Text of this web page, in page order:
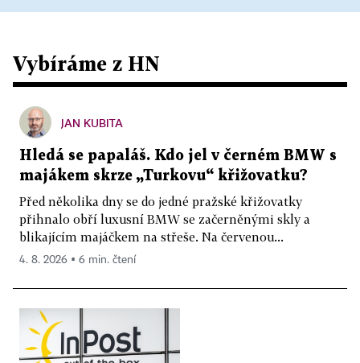
Vybíráme z HN
JAN KUBITA
Hledá se papaláš. Kdo jel v černém BMW s
majákem skrze „Turkovu“ křižovatku?
Před několika dny se do jedné pražské křižovatky
přihnalo obří luxusní BMW se začerněnými skly a
blikajícím majáčkem na střeše. Na červenou...
4. 8. 2026 ▪ 6 min. čtení